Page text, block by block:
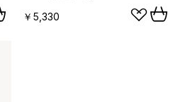
￥5,330